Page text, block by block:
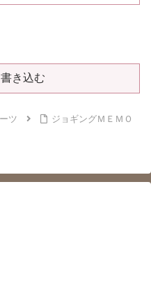
き込む
ツ
ジョギングＭＥＭＯ